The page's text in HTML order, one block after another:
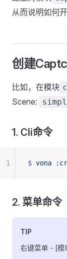
从而说明如何
创建
比如，在模块
Scene:
1. Cli命令
$ vona
1
2. 菜单命令
TIP
右键菜单 - [模